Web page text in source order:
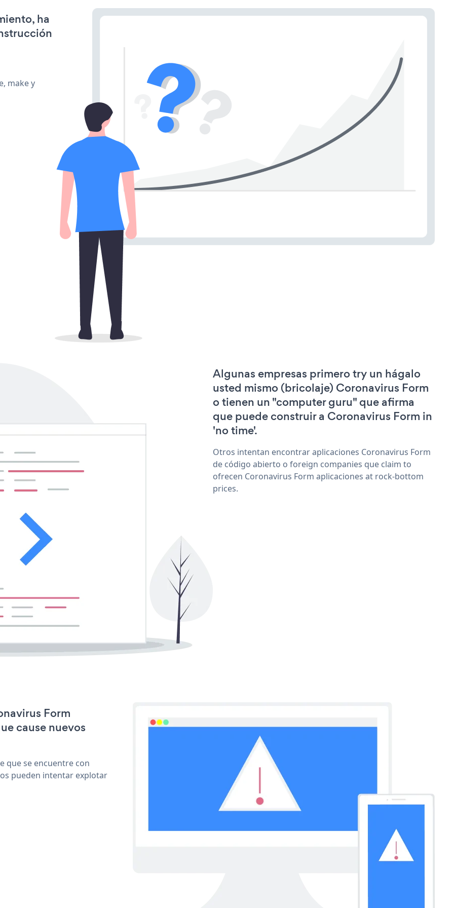
ha
make y
Algunas empresas primero try un hágalo
usted mismo (bricolaje) Coronavirus Form
o tienen un "computer guru" que afirma
que puede construir a Coronavirus Form in
'no time'.
Otros intentan encontrar aplicaciones Coronavirus Form
de código abierto o foreign companies que claim to
ofrecen Coronavirus Form aplicaciones at rock-bottom
prices.
Form
cause nuevos
que se encuentre con
pueden intentar explotar